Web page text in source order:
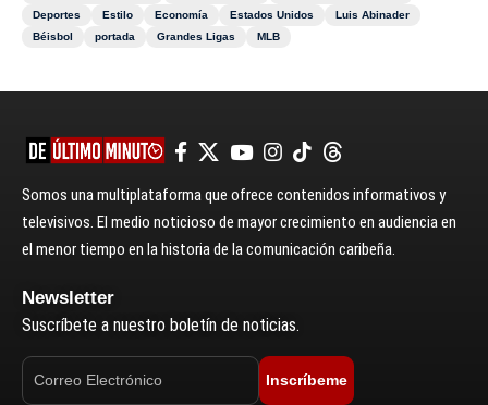
Deportes
Estilo Economía Estados Unidos
Luis Abinader
Béisbol
portada Grandes Ligas MLB
Somos una multiplataforma que ofrece contenidos informativos y
televisivos. El medio noticioso de mayor crecimiento en audiencia en
el menor tiempo en la historia de la comunicación caribeña.
Newsletter
Suscríbete a nuestro boletín de noticias.
Inscríbeme